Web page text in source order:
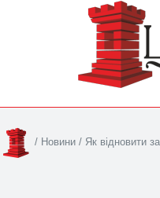
/ Новини / Як відновити